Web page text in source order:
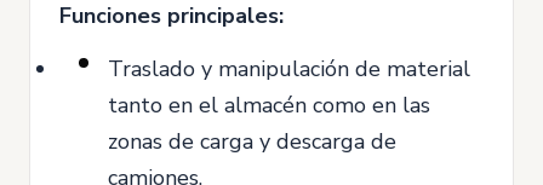
Funciones principales:
Traslado y manipulación de material
tanto en el almacén como en las
zonas de carga y descarga de
camiones.